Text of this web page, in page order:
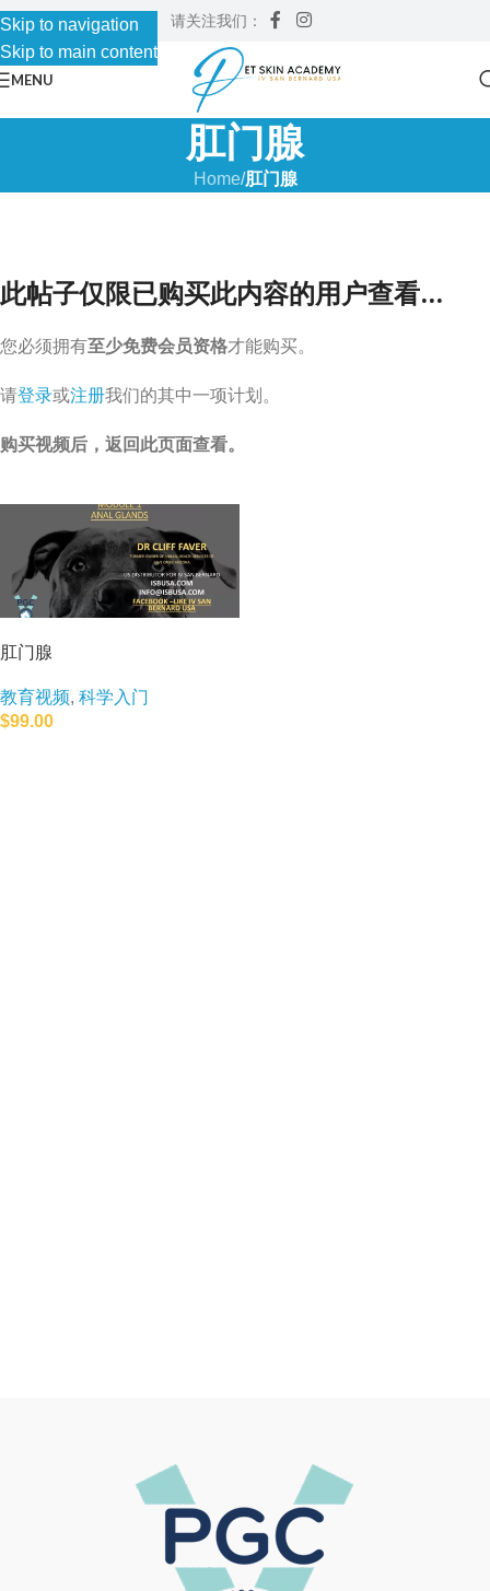
Skip to navigation
Skip to main content
请关注我们：
MENU
肛门腺
Home/肛门腺
此帖子仅限已购买此内容的用户查看...
您必须拥有至少免费会员资格才能购买。
请登录或注册我们的其中一项计划。
购买视频后，返回此页面查看。
肛门腺
教育视频, 科学入门
$99.00